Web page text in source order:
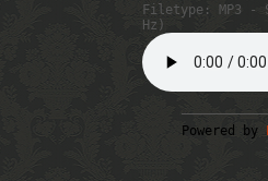
Filetype: MP3 -
Hz)
Powered by